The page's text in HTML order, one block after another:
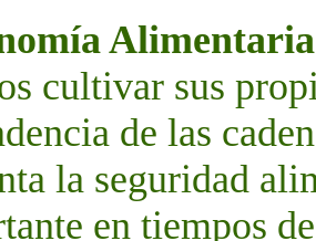
Alimentaria
cultivar sus
de las
la seguridad
en tiempos